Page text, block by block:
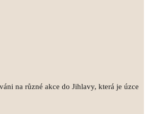
na různé akce do Jihlavy, která je úzce